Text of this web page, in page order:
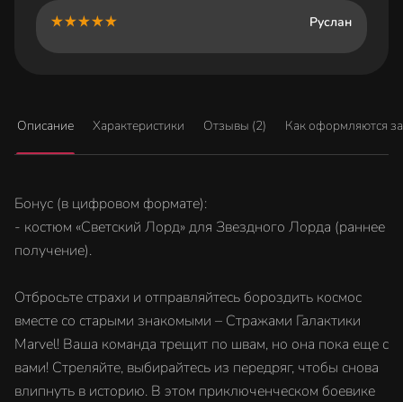
Руслан
Описание Характеристики Отзывы (2) Как оформляются
Бонус (в цифровом формате):
- костюм «Светский Лорд» для Звездного Лорда (раннее
получение).
Отбросьте страхи и отправляйтесь бороздить космос
вместе со старыми знакомыми – Стражами Галактики
Marvel! Ваша команда трещит по швам, но она пока еще с
вами! Стреляйте, выбирайтесь из передряг, чтобы снова
влипнуть в историю. В этом приключенческом боевике